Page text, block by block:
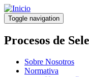
Pasar
al
contenido
principal
Toggle navigation
Procesos de
Sobre Nosotros
Normativa